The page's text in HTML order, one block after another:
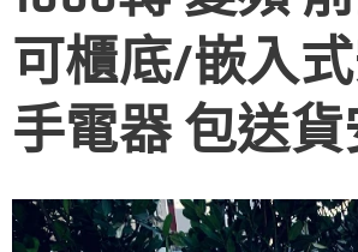
可櫃底/嵌入
手電器 包送